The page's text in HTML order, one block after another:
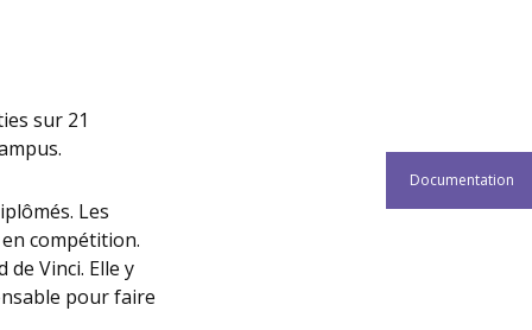
sur 21
Les
compétition.
Vinci. Elle y
pour faire
Documentation